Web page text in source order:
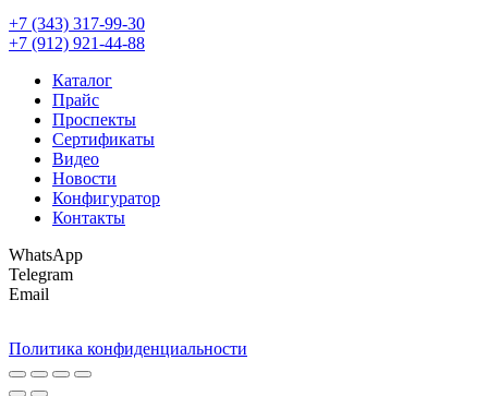
+7 (343) 317-99-30
+7 (912) 921-44-88
Каталог
Прайс
Проспекты
Сертификаты
Видео
Новости
Конфигуратор
Контакты
WhatsApp
Telegram
Email
Политика конфиденциальности